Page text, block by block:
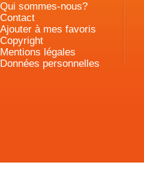
Qui sommes-nous?
Contact
Ajouter à mes favoris
Copyright
Mentions légales
Données personnelles